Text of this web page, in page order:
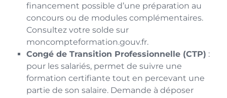
financement possible d’une préparation au
concours ou de modules complémentaires.
Consultez votre solde sur
moncompteformation.gouv.fr.
Congé de Transition Professionnelle (CTP) :
pour les salariés, permet de suivre une
formation certifiante tout en percevant une
partie de son salaire. Demande à déposer